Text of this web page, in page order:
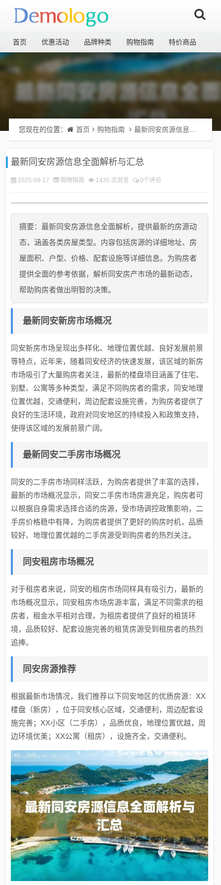
首页 优惠活动 品牌种类 购物指南 特价商品
您现在的位置： 首页 购物指南 最新同安房源信息全面解析与汇总
最新同安房源信息全面解析与汇总
2025-09-17 购物指南 1435 次浏览 0个评论
摘要：最新同安房源信息全面解析，提供最新的房源动
态，涵盖各类房屋类型。内容包括房源的详细地址、房
屋面积、户型、价格、配套设施等详细信息。为购房者
提供全面的参考依据，解析同安房产市场的最新动态，
帮助购房者做出明智的决策。
最新同安新房市场概况
同安新房市场呈现出多样化、地理位置优越、良好发展前景
等特点，近年来，随着同安经济的快速发展，该区域的新房
市场吸引了大量购房者关注，最新的楼盘项目涵盖了住宅、
别墅、公寓等多种类型，满足不同购房者的需求，同安地理
位置优越，交通便利，周边配套设施完善，为购房者提供了
良好的生活环境，政府对同安地区的持续投入和政策支持，
使得该区域的发展前景广阔。
最新同安二手房市场概况
同安的二手房市场同样活跃，为购房者提供了丰富的选择，
最新的市场概况显示，同安二手房市场房源充足，购房者可
以根据自身需求选择合适的房源，受市场调控政策影响，二
手房价格稳中有降，为购房者提供了更好的购房时机，品质
较好、地理位置优越的二手房源受到购房者的热烈关注。
同安租房市场概况
对于租房者来说，同安的租房市场同样具有吸引力，最新的
市场概况显示，同安租房市场房源丰富，满足不同需求的租
房者，租金水平相对合理，为租房者提供了良好的租赁环
境，品质较好、配套设施完善的租赁房源受到租房者的热烈
追捧。
同安房源推荐
根据最新市场情况，我们推荐以下同安地区的优质房源：XX
楼盘（新房），位于同安核心区域，交通便利，周边配套设
施完善；XX小区（二手房），品质优良，地理位置优越，周
边环境优美；XX公寓（租房），设施齐全，交通便利。